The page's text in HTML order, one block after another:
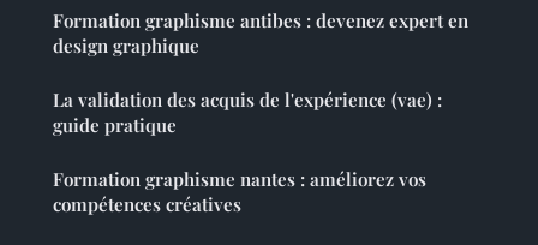
Formation graphisme antibes : devenez expert en
design graphique
La validation des acquis de l'expérience (vae) :
guide pratique
Formation graphisme nantes : améliorez vos
compétences créatives